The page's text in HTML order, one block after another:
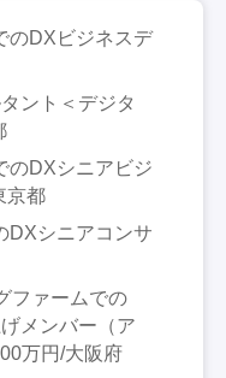
のDXビジネスデ
ント＜デジタ
のDXシニアビジ
京都
DXシニアコンサ
ファームでの
メンバー（ア
万円/大阪府